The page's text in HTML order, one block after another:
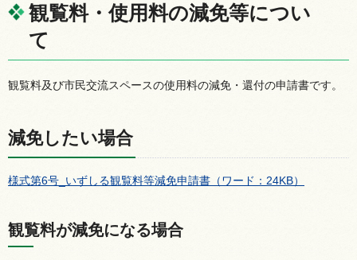
観覧料・使用料の減免等につい
て
観覧料及び市民交流スペースの使用料の減免・還付の申請書です。
減免したい場合
様式第6号_いずしる観覧料等減免申請書（ワード：24KB）
観覧料が減免になる場合